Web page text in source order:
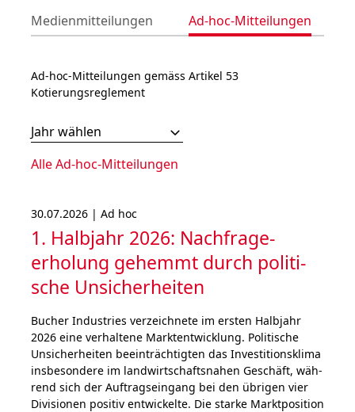
Medienmitteilungen Ad-hoc-Mitteilungen
Ad-hoc-Mitteilungen gemäss Artikel 53
Kotierungsreglement
Jahr wählen
Alle Ad-hoc-Mitteilungen
30.07.2026 | Ad hoc
1. Halbjahr 2026: Nach­frage­
erholung gehemmt durch poli­ti­
sche Unsicher­heiten
Bucher Industries ver­zeich­ne­te im ers­ten Halb­jahr
2026 eine ver­hal­tene Marktent­wick­lung. Politische
Unsi­cher­hei­ten beein­träch­tigten das Inves­titions­klima
ins­be­son­de­re im land­wirt­schafts­nahen Geschäft, wäh­
rend sich der Auf­trags­ein­gang bei den übrigen vier
Di­vi­sio­nen posi­tiv ent­wick­el­te. Die starke Marktposition